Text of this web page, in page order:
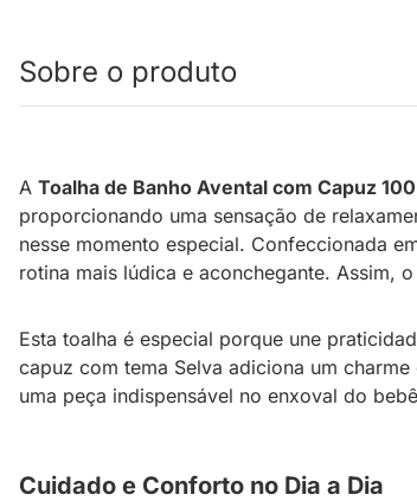
Sobre o produto
A Toalha de Banho Avental com Capuz
proporcionando uma sensação de
nesse momento especial. Confeccionada
rotina mais lúdica e aconchegante. Assim,
Esta toalha é especial porque une
capuz com tema Selva adiciona um
uma peça indispensável no enxoval do
Cuidado e Conforto no Dia a Dia